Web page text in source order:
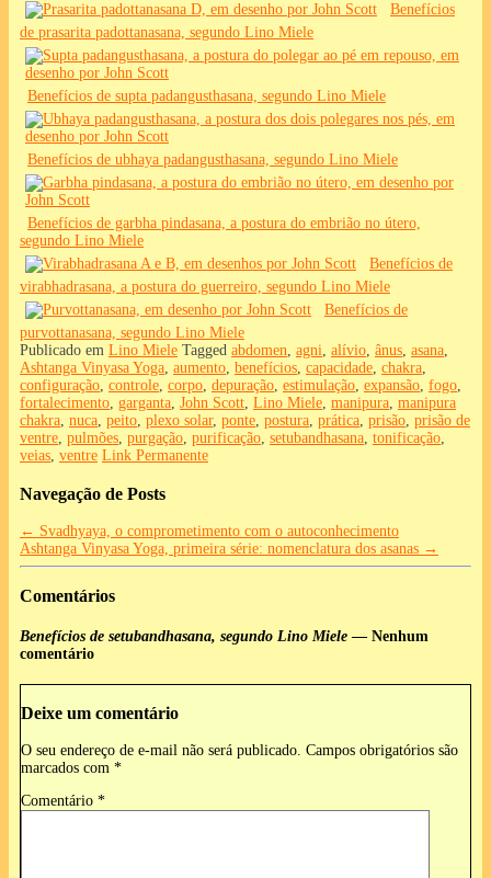
Benefícios
de prasarita padottanasana, segundo Lino Miele
Benefícios de supta padangusthasana, segundo Lino Miele
Benefícios de ubhaya padangusthasana, segundo Lino Miele
Benefícios de garbha pindasana, a postura do embrião no útero,
segundo Lino Miele
Benefícios de
virabhadrasana, a postura do guerreiro, segundo Lino Miele
Benefícios de
purvottanasana, segundo Lino Miele
Publicado em Lino Miele Tagged abdomen, agni, alívio, ânus, asana,
Ashtanga Vinyasa Yoga, aumento, benefícios, capacidade, chakra,
configuração, controle, corpo, depuração, estimulação, expansão, fogo,
fortalecimento, garganta, John Scott, Lino Miele, manipura, manipura
chakra, nuca, peito, plexo solar, ponte, postura, prática, prisão, prisão de
ventre, pulmões, purgação, purificação, setubandhasana, tonificação,
veias, ventre Link Permanente
Navegação de Posts
← Svadhyaya, o comprometimento com o autoconhecimento
Ashtanga Vinyasa Yoga, primeira série: nomenclatura dos asanas →
Comentários
Benefícios de setubandhasana, segundo Lino Miele — Nenhum
comentário
Deixe um comentário
O seu endereço de e-mail não será publicado. Campos obrigatórios são
marcados com *
Comentário *